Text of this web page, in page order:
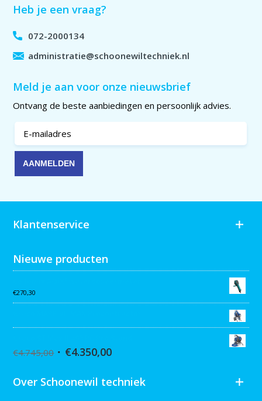
Heb je een vraag?
072-2000134
administratie@schoonewiltechniek.nl
Meld je aan voor onze nieuwsbrief
Ontvang de beste aanbiedingen en persoonlijk advies.
Klantenservice
Nieuwe producten
€270,30
€4.745,00 €4.350,00
Over Schoonewil techniek